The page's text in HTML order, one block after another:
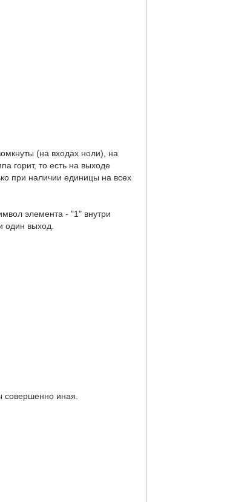
(на входах ноли), на
горит, то есть на выходе
при наличии единицы на всех
элемента - "1" внутри
один выход.
совершенно иная.